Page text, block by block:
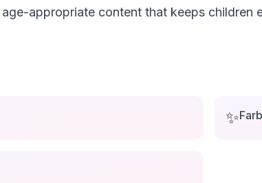
appropriate content that keeps children
✨